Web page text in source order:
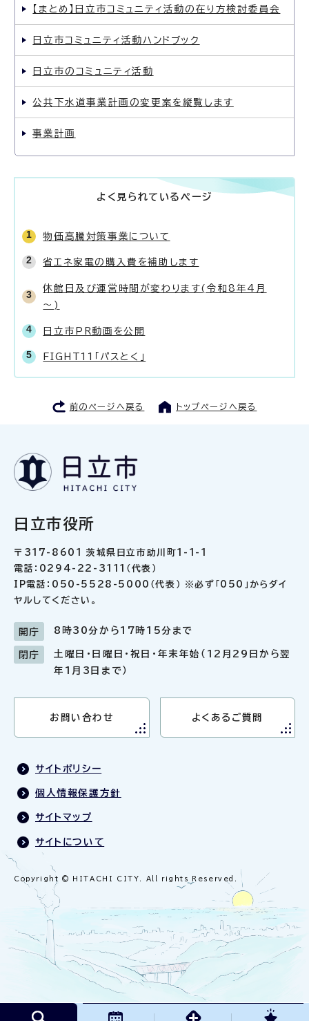
【まとめ】日立市コミュニティ活動の在り方検討委員会
日立市コミュニティ活動ハンドブック
日立市のコミュニティ活動
公共下水道事業計画の変更案を縦覧します
事業計画
よく見られているページ
物価高騰対策事業について
省エネ家電の購入費を補助します
休館日及び運営時間が変わります(令和8年4月
～)
日立市PR動画を公開
FIGHT11「パスとく」
前のページへ戻る トップページへ戻る
日立市役所
〒317-8601 茨城県日立市助川町1-1-1
電話：0294-22-3111（代表）
IP電話：050-5528-5000（代表） ※必ず「050」からダイ
ヤルしてください。
開庁 8時30分から17時15分まで
閉庁
土曜日・日曜日・祝日・年末年始（12月29日から翌
年1月3日まで）
お問い合わせ よくあるご質問
サイトポリシー
個人情報保護方針
サイトマップ
サイトについて
Copyright © HITACHI CITY. All rights Reserved.